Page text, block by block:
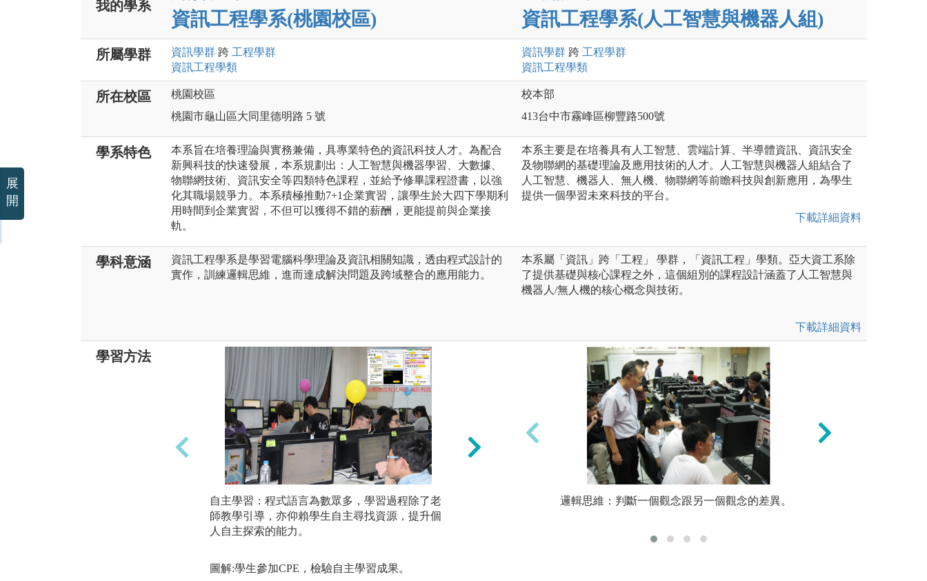
我的學系
資訊工程學系(桃園校區)
資訊工程學系(人工智慧與機器人組)
所屬學群 資訊學群 跨 工程學群
資訊工程學類
資訊學群 跨 工程學群
資訊工程學類
所在校區
桃園校區
桃園市龜山區大同里德明路 5 號
校本部
413台中市霧峰區柳豐路500號
學系特色
本系旨在培養理論與實務兼備，具專業特色的資訊科技人才。為配合
新興科技的快速發展，本系規劃出：人工智慧與機器學習、大數據、
物聯網技術、資訊安全等四類特色課程，並給予修畢課程證書，以強
化其職場競爭力。本系積極推動7+1企業實習，讓學生於大四下學期利
用時間到企業實習，不但可以獲得不錯的薪酬，更能提前與企業接
軌。
本系主要是在培養具有人工智慧、雲端計算、半導體資訊、資訊安全
及物聯網的基礎理論及應用技術的人才。人工智慧與機器人組結合了
人工智慧、機器人、無人機、物聯網等前瞻科技與創新應用，為學生
提供一個學習未來科技的平台。
下載詳細資料
學科意涵
資訊工程學系是學習電腦科學理論及資訊相關知識，透由程式設計的
實作，訓練邏輯思維，進而達成解決問題及跨域整合的應用能力。
本系屬「資訊」跨「工程」 學群，「資訊工程」學類。亞大資工系除
了提供基礎與核心課程之外，這個組別的課程設計涵蓋了人工智慧與
機器人/無人機的核心概念與技術。
下載詳細資料
學習方法
自主學習：程式語言為數眾多，學習過程除了老
師教學引導，亦仰賴學生自主尋找資源，提升個
人自主探索的能力。
圖解:學生參加CPE，檢驗自主學習成果。
專題實作：以特定題目實作，透過與他人進行團
邏輯思維：判斷一個觀念跟另一個觀念的差異。
展
開